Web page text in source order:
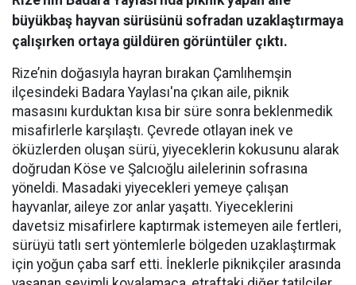
büyükbaş hayvan sürüsünü sofradan uzaklaştırmaya
çalışırken ortaya güldüren görüntüler çıktı.
Rize’nin doğasıyla hayran bırakan Çamlıhemşin
ilçesindeki Badara Yaylası'na çıkan aile, piknik
masasını kurduktan kısa bir süre sonra beklenmedik
misafirlerle karşılaştı. Çevrede otlayan inek ve
öküzlerden oluşan sürü, yiyeceklerin kokusunu alarak
doğrudan Köse ve Şalcıoğlu ailelerinin sofrasına
yöneldi. Masadaki yiyecekleri yemeye çalışan
hayvanlar, aileye zor anlar yaşattı. Yiyeceklerini
davetsiz misafirlere kaptırmak istemeyen aile fertleri,
sürüyü tatlı sert yöntemlerle bölgeden uzaklaştırmak
için yoğun çaba sarf etti. İneklerle piknikçiler arasında